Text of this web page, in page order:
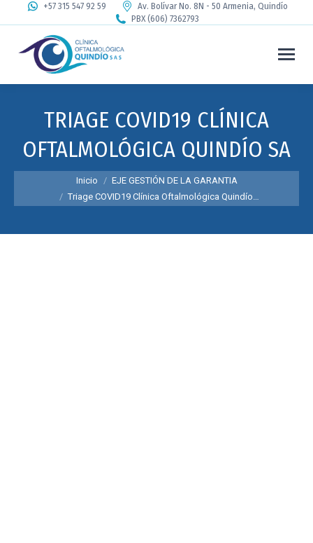
+57 315 547 92 59
Av. Bolívar No. 8N - 50 Armenia, Quindío
PBX (606) 7362793
TRIAGE COVID19 CLÍNICA
OFTALMOLÓGICA QUINDÍO SA
Estás aquí:
Inicio
EJE GESTIÓN DE LA GARANTIA
Triage COVID19 Clínica Oftalmológica Quindío…